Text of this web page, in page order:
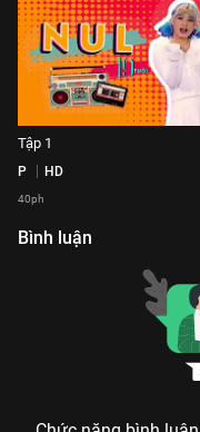
Tập 1
P HD
40ph
Bình luận